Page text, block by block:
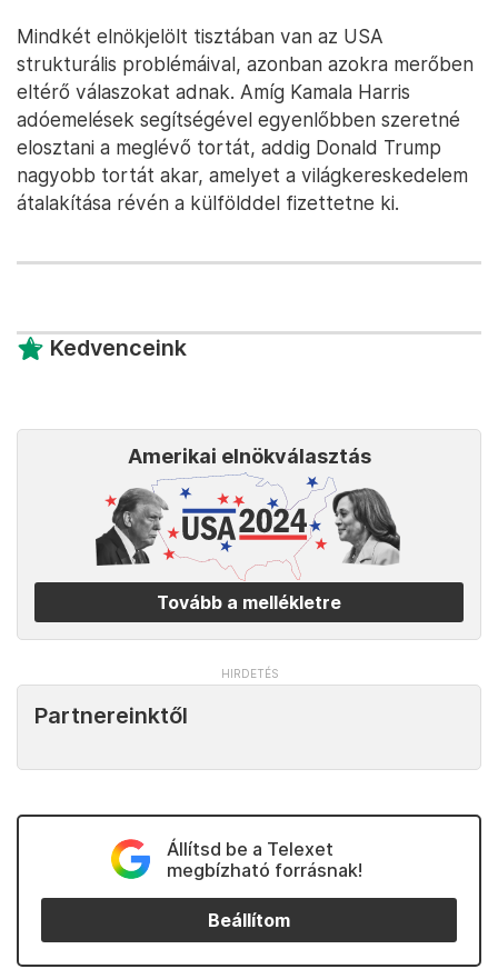
Mindkét elnökjelölt tisztában van az USA
strukturális problémáival, azonban azokra merőben
eltérő válaszokat adnak. Amíg Kamala Harris
adóemelések segítségével egyenlőbben szeretné
elosztani a meglévő tortát, addig Donald Trump
nagyobb tortát akar, amelyet a világkereskedelem
átalakítása révén a külfölddel fizettetne ki.
Kedvenceink
Amerikai elnökválasztás
Tovább a mellékletre
Partnereinktől
Állítsd be a Telexet
megbízható forrásnak!
Beállítom